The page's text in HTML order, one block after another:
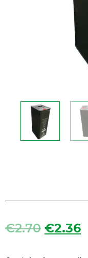
€2.70 €2.36